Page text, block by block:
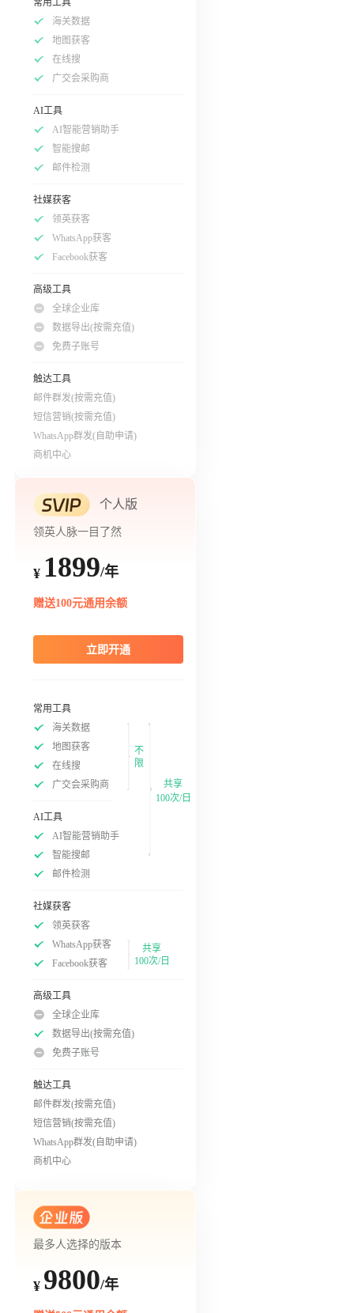
常用工具
海关数据
地图获客
在线搜
广交会采购商
AI工具
AI智能营销助手
智能搜邮
邮件检测
社媒获客
领英获客
WhatsApp获客
Facebook获客
高级工具
全球企业库
数据导出(按需充值)
免费子账号
触达工具
邮件群发(按需充值)
短信营销(按需充值)
WhatsApp群发(自助申请)
商机中心
个人版
领英人脉一目了然
¥ 1899/年
赠送100元通用余额
立即开通
常用工具
海关数据
地图获客
在线搜
广交会采购商
不
限
AI工具
AI智能营销助手
智能搜邮
邮件检测
社媒获客
领英获客
WhatsApp获客
Facebook获客
共享
100次/日
高级工具
全球企业库
数据导出(按需充值)
免费子账号
触达工具
邮件群发(按需充值)
短信营销(按需充值)
WhatsApp群发(自助申请)
商机中心
共享
100次/日
最多人选择的版本
¥ 9800/年